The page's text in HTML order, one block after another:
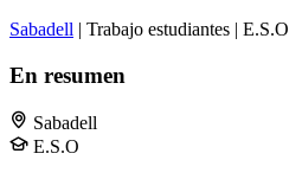
Sabadell | Trabajo estudiantes | E.S.O
En resumen
Sabadell
E.S.O